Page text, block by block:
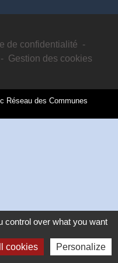
de confidentialité -
- Gestion des cookies
Réseau des Communes
control over what you want
cookies Personalize